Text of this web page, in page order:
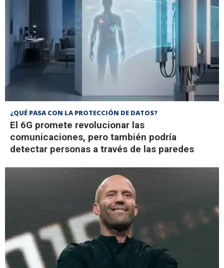
¿QUÉ PASA CON LA PROTECCIÓN DE DATOS?
El 6G promete revolucionar las
comunicaciones, pero también podría
detectar personas a través de las paredes